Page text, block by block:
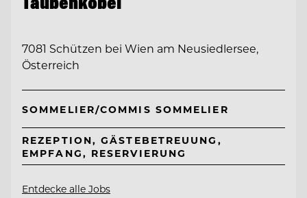
7081 Schützen bei Wien am Neusiedlersee,
Österreich
SOMMELIER/COMMIS SOMMELIER
REZEPTION, GÄSTEBETREUUNG,
EMPFANG, RESERVIERUNG
Entdecke alle Jobs